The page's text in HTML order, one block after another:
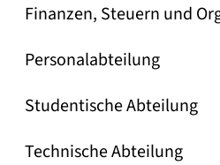
Finanzen, Steuern und
Personalabteilung
Studentische Abteilung
Technische Abteilung